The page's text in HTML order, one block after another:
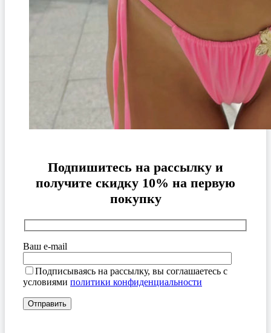
Подпишитесь на рассылку и
получите скидку 10% на первую
покупку
Ваш e-mail
Подписываясь на рассылку, вы соглашаетесь с
условиями политики конфиденциальности